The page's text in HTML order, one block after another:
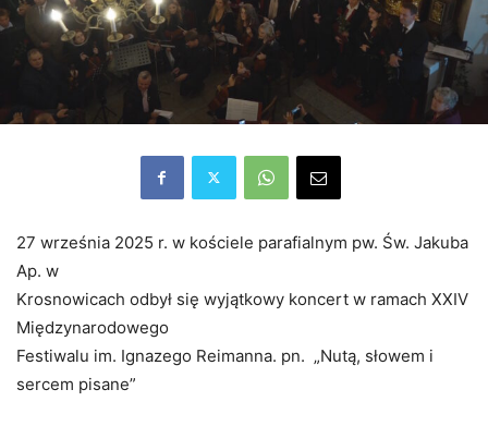
27 września 2025 r. w kościele parafialnym pw. Św. Jakuba
Ap. w
Krosnowicach odbył się wyjątkowy koncert w ramach XXIV
Międzynarodowego
Festiwalu im. Ignazego Reimanna. pn. „Nutą, słowem i
sercem pisane”